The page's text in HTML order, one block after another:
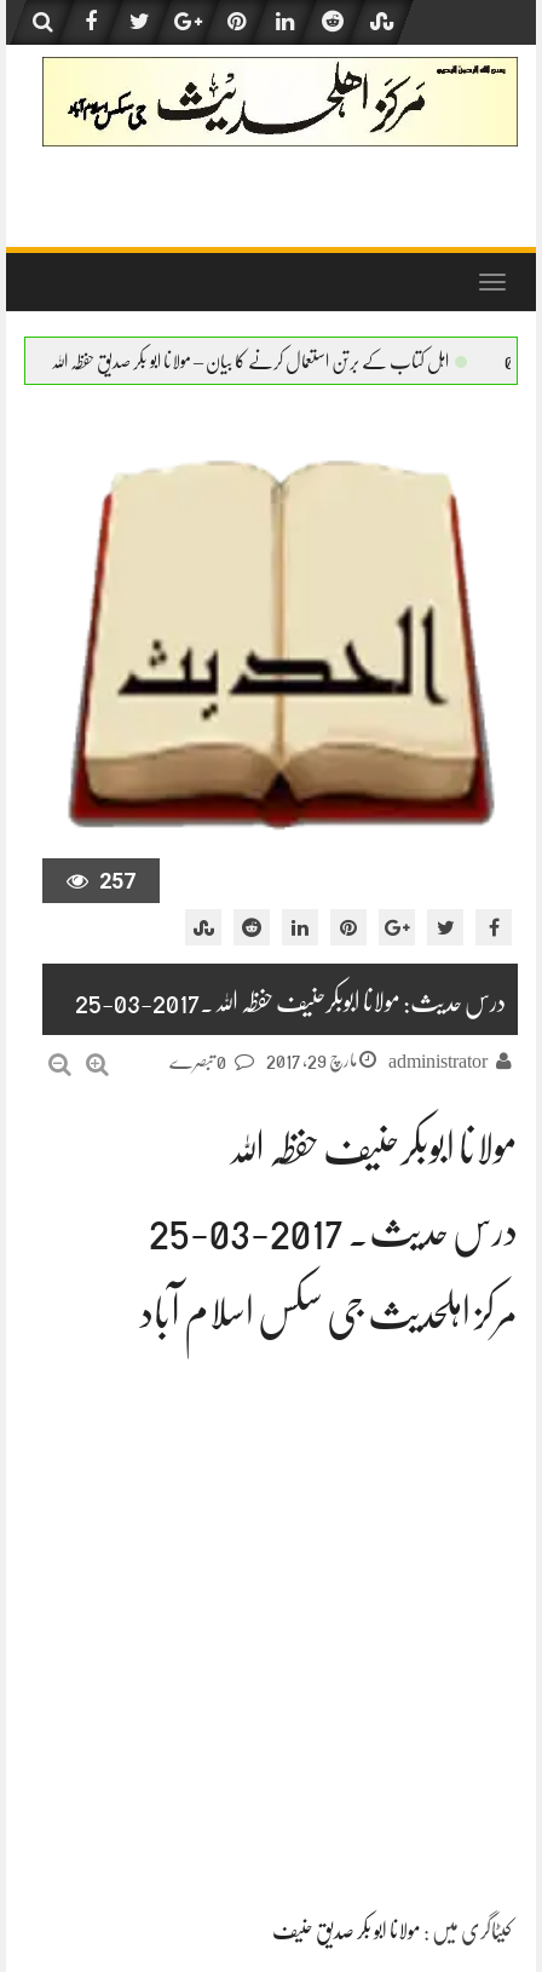
content
Toggle
استعمال کرنے کا بیان – مولانا ابو بکر صدیق حفظہ اللہ اہل کتاب کے برتن استعمال
257
درس حدیث: مولانا ابوبکرحنیف حفظہ اللہ۔2017-03-25
administrator مارچ 29, 2017
مولانا ابوبکرحنیف حفظہ اللہ
درس حدیث. 2017-03-25
مرکز اہلحدیث جی سکس اسلام آباد
کیٹاگری میں : مولانا ابو بکر صدیق حنیف